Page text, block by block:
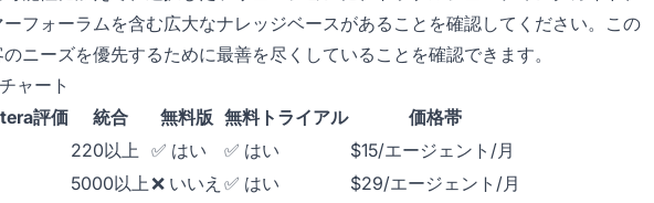
フォーラムを含む広大なナレッジベースがあることを確認してください。この
ニーズを優先するために最善を尽くしていることを確認できます。
ャート
評価 統合 無料版 無料トライアル
価格帯
220以上 ✅ はい ✅ はい
$15/エージェント/月
5000以上 ❌ いいえ ✅ はい
$29/エージェント/月